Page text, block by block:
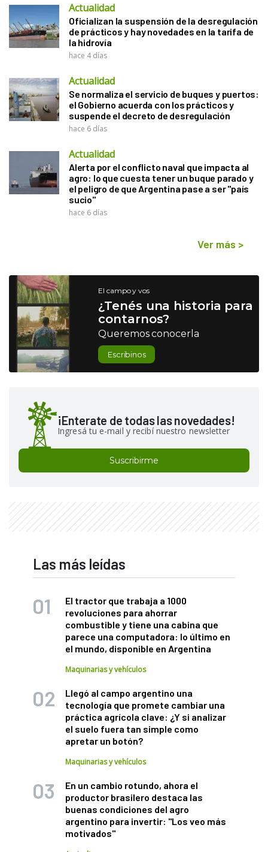
Actualidad
Oficializan la suspensión de la desregulación
de prácticos y hay novedades en la tarifa de
la hidrovía
hace 4 días
Actualidad
Se normaliza el servicio de buques y puertos:
el Gobierno acuerda con los prácticos y
suspende el decreto de desregulación
hace 6 días
Actualidad
Alerta por el conflicto naval que impacta al
agro: lo que cuesta tener un buque parado y
el peligro de que Argentina pase a ser "país
sucio"
hace 6 días
Ver más >
El campo y vos
¿Tenés una historia para
contarnos?
Queremos conocerla
Escribinos
¡Enterate de todas las novedades!
Ingresá tu e-mail y recibí nuestro newsletter
Suscribirme
Las más leídas
El tractor que trabaja a 1000
revoluciones para ahorrar
combustible y tiene una cabina que
parece una computadora: lo último en
el mundo, disponible en Argentina
Maquinarias y vehículos
Llegó al campo argentino una
tecnología que promete cambiar una
práctica agrícola clave: ¿Y si analizar
el suelo fuera tan simple como
apretar un botón?
Maquinarias y vehículos
En un cambio rotundo, ahora el
productor brasilero destaca las
buenas condiciones del agro
argentino para invertir: "Los veo más
motivados"